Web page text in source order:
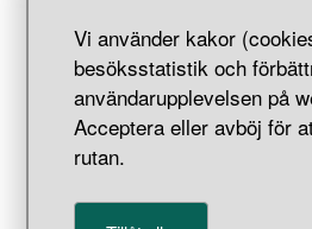
Vi använder kakor
besöksstatistik och
användarupplevelsen på
Acceptera eller avböj för
rutan.